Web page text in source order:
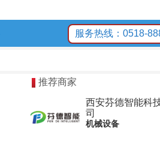
服务热线：0518-
推荐商家
西安芬德智能科
司
机械设备